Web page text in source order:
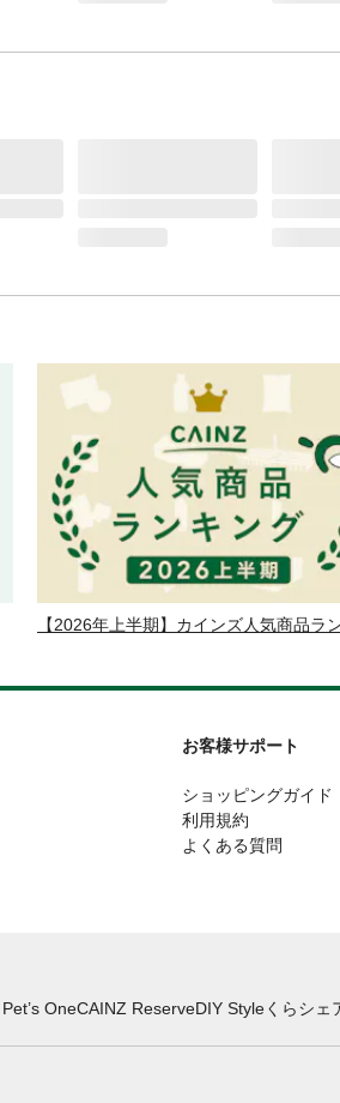
【2026年上半期】カインズ人気商品ラ
お客様サポート
ショッピングガイド
利用規約
よくある質問
Pet’s OneCAINZ ReserveDIY Styleくらシェ